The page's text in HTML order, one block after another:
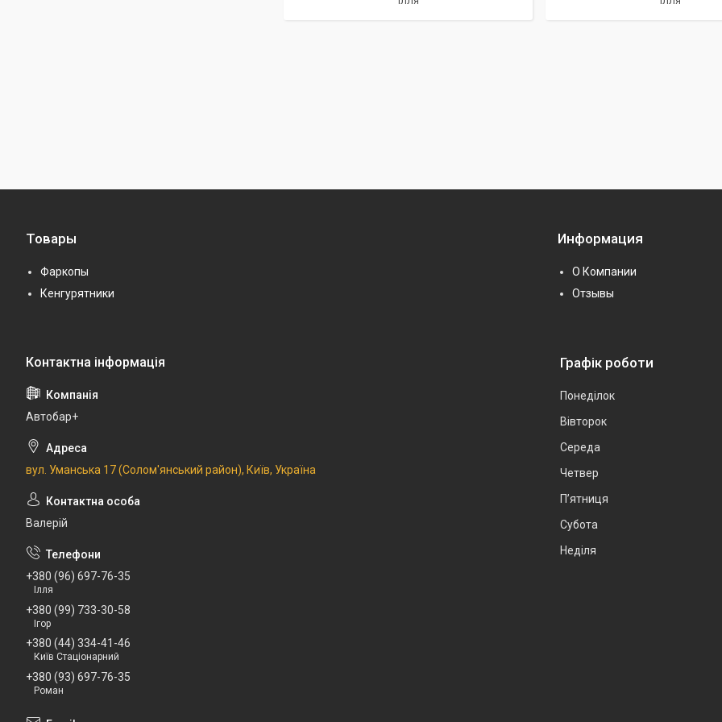
Товары
Фаркопы
Кенгурятники
Информация
О Компании
Отзывы
Автобар+
вул. Уманська 17 (Солом'янський район), Київ, Україна
Валерій
+380 (96) 697-76-35
Ілля
+380 (99) 733-30-58
Ігор
+380 (44) 334-41-46
Київ Стаціонарний
+380 (93) 697-76-35
Роман
Графік роботи
Понеділок
Вівторок
Середа
Четвер
Пʼятниця
Субота
Неділя